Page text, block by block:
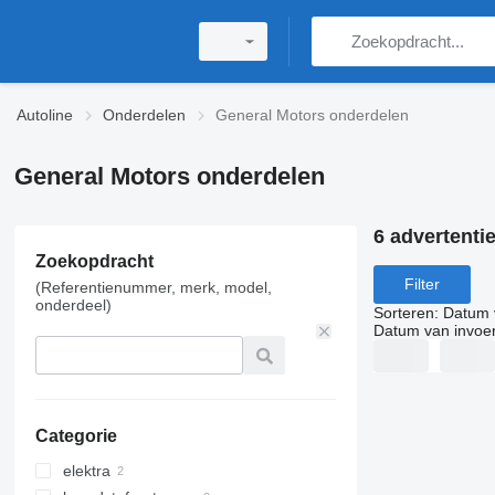
Autoline Onderdelen General Motors onderdelen
General Motors onderdelen
Zoekopdracht
(Referentienummer, merk, model,
onderdeel)
Categorie
elektra
6
Filter
Sorteren: Datum
Datum van